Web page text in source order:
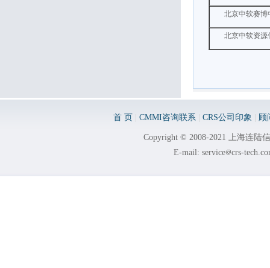
北京中软赛博
北京中软资源
首 页 CMMI咨询联系 CRS公司印象 顾
Copyright © 2008-2021 上海连陆
E-mail: service
crs-